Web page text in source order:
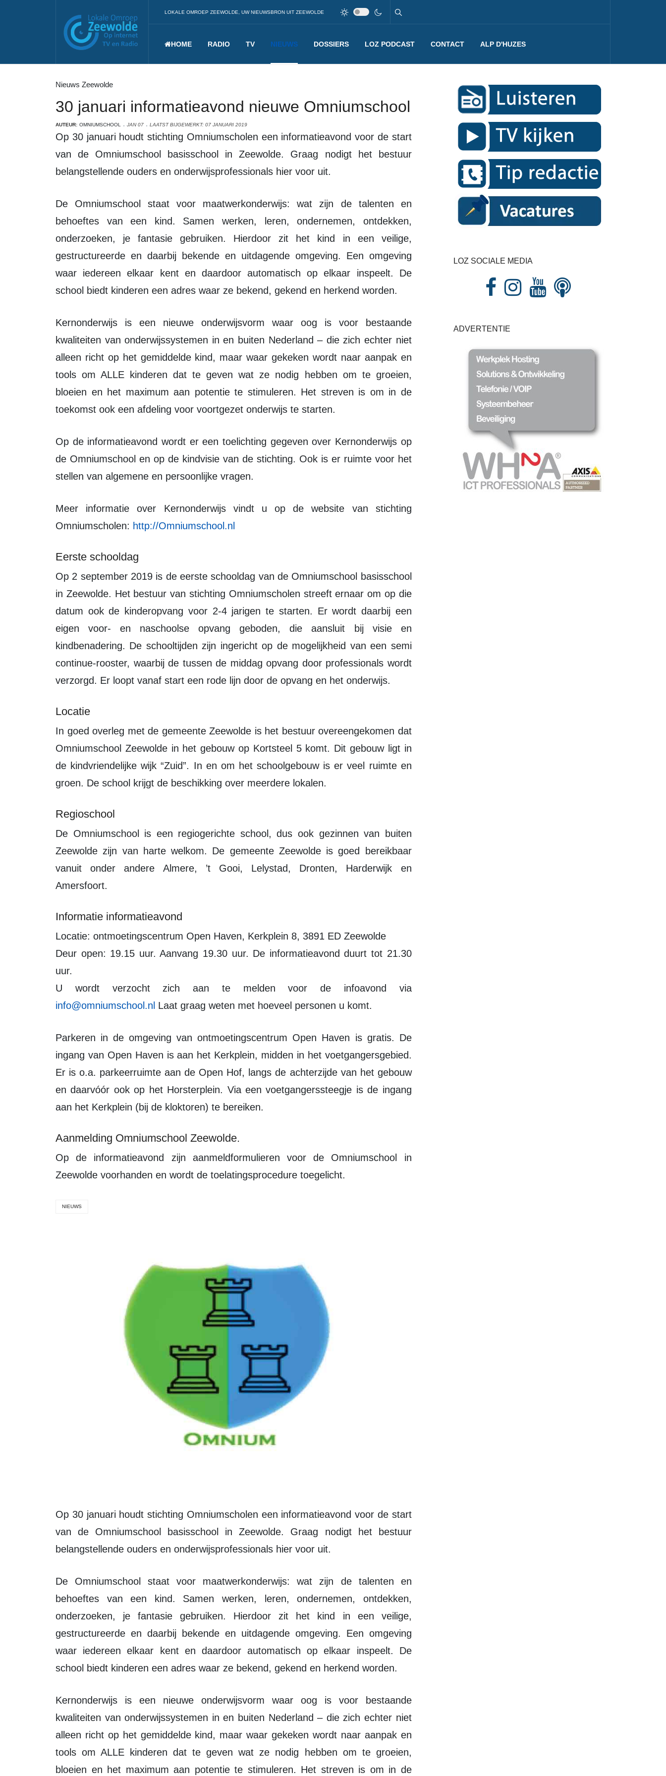
LOKALE OMROEP ZEEWOLDE, UW NIEUWSBRON UIT ZEEWOLDE
HOME RADIO TV NIEUWS DOSSIERS LOZ PODCAST CONTACT ALP D'HUZES
Nieuws Zeewolde
30 januari informatieavond nieuwe Omniumschool
AUTEUR: OMNIUMSCHOOL JAN 07 LAATST BIJGEWERKT: 07 JANUARI 2019
Op 30 januari houdt stichting Omniumscholen een informatieavond voor de start
van de Omniumschool basisschool in Zeewolde. Graag nodigt het bestuur
belangstellende ouders en onderwijsprofessionals hier voor uit.
De Omniumschool staat voor maatwerkonderwijs: wat zijn de talenten en
behoeftes van een kind. Samen werken, leren, ondernemen, ontdekken,
onderzoeken, je fantasie gebruiken. Hierdoor zit het kind in een veilige,
gestructureerde en daarbij bekende en uitdagende omgeving. Een omgeving
waar iedereen elkaar kent en daardoor automatisch op elkaar inspeelt. De
school biedt kinderen een adres waar ze bekend, gekend en herkend worden.
Kernonderwijs is een nieuwe onderwijsvorm waar oog is voor bestaande
kwaliteiten van onderwijssystemen in en buiten Nederland – die zich echter niet
alleen richt op het gemiddelde kind, maar waar gekeken wordt naar aanpak en
tools om ALLE kinderen dat te geven wat ze nodig hebben om te groeien,
bloeien en het maximum aan potentie te stimuleren. Het streven is om in de
toekomst ook een afdeling voor voortgezet onderwijs te starten.
Op de informatieavond wordt er een toelichting gegeven over Kernonderwijs op
de Omniumschool en op de kindvisie van de stichting. Ook is er ruimte voor het
stellen van algemene en persoonlijke vragen.
Meer informatie over Kernonderwijs vindt u op de website van stichting
Omniumscholen: http://Omniumschool.nl
Eerste schooldag
Op 2 september 2019 is de eerste schooldag van de Omniumschool basisschool
in Zeewolde. Het bestuur van stichting Omniumscholen streeft ernaar om op die
datum ook de kinderopvang voor 2-4 jarigen te starten. Er wordt daarbij een
eigen voor- en naschoolse opvang geboden, die aansluit bij visie en
kindbenadering. De schooltijden zijn ingericht op de mogelijkheid van een semi
continue-rooster, waarbij de tussen de middag opvang door professionals wordt
verzorgd. Er loopt vanaf start een rode lijn door de opvang en het onderwijs.
Locatie
In goed overleg met de gemeente Zeewolde is het bestuur overeengekomen dat
Omniumschool Zeewolde in het gebouw op Kortsteel 5 komt. Dit gebouw ligt in
de kindvriendelijke wijk “Zuid”. In en om het schoolgebouw is er veel ruimte en
groen. De school krijgt de beschikking over meerdere lokalen.
Regioschool
De Omniumschool is een regiogerichte school, dus ook gezinnen van buiten
Zeewolde zijn van harte welkom. De gemeente Zeewolde is goed bereikbaar
vanuit onder andere Almere, ’t Gooi, Lelystad, Dronten, Harderwijk en
Amersfoort.
Informatie informatieavond
Locatie: ontmoetingscentrum Open Haven, Kerkplein 8, 3891 ED Zeewolde
Deur open: 19.15 uur. Aanvang 19.30 uur. De informatieavond duurt tot 21.30
uur.
U wordt verzocht zich aan te melden voor de infoavond via
info@omniumschool.nl Laat graag weten met hoeveel personen u komt.
Parkeren in de omgeving van ontmoetingscentrum Open Haven is gratis. De
ingang van Open Haven is aan het Kerkplein, midden in het voetgangersgebied.
Er is o.a. parkeerruimte aan de Open Hof, langs de achterzijde van het gebouw
en daarvóór ook op het Horsterplein. Via een voetgangerssteegje is de ingang
aan het Kerkplein (bij de kloktoren) te bereiken.
Aanmelding Omniumschool Zeewolde.
Op de informatieavond zijn aanmeldformulieren voor de Omniumschool in
Zeewolde voorhanden en wordt de toelatingsprocedure toegelicht.
NIEUWS
Op 30 januari houdt stichting Omniumscholen een informatieavond voor de start
van de Omniumschool basisschool in Zeewolde. Graag nodigt het bestuur
belangstellende ouders en onderwijsprofessionals hier voor uit.
De Omniumschool staat voor maatwerkonderwijs: wat zijn de talenten en
behoeftes van een kind. Samen werken, leren, ondernemen, ontdekken,
onderzoeken, je fantasie gebruiken. Hierdoor zit het kind in een veilige,
gestructureerde en daarbij bekende en uitdagende omgeving. Een omgeving
waar iedereen elkaar kent en daardoor automatisch op elkaar inspeelt. De
school biedt kinderen een adres waar ze bekend, gekend en herkend worden.
Kernonderwijs is een nieuwe onderwijsvorm waar oog is voor bestaande
kwaliteiten van onderwijssystemen in en buiten Nederland – die zich echter niet
alleen richt op het gemiddelde kind, maar waar gekeken wordt naar aanpak en
tools om ALLE kinderen dat te geven wat ze nodig hebben om te groeien,
bloeien en het maximum aan potentie te stimuleren. Het streven is om in de
LOZ SOCIALE MEDIA
ADVERTENTIE